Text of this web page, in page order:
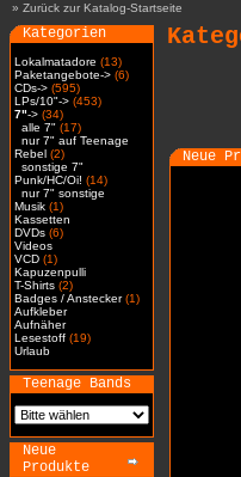
» Zurück zur Katalog-Startseite
Kategorien
Lokalmatadore (13)
Paketangebote-> (6)
CDs-> (595)
LPs/10"-> (453)
7"-> (34)
alle 7" (17)
nur 7" auf Teenage
Rebel (2)
sonstige 7"
Punk/HC/Oi! (14)
nur 7" sonstige
Musik (1)
Kassetten
DVDs (6)
Videos
VCD (1)
Kapuzenpulli
T-Shirts (2)
Badges / Anstecker(1)
Aufkleber
Aufnäher
Lesestoff (19)
Urlaub
Teenage Bands
Neue
Produkte
Neue